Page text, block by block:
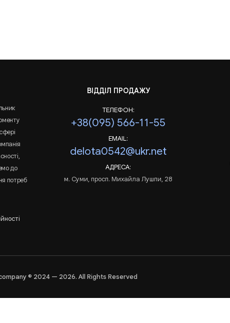
до
потреб
ВІДДІЛ ПРОДАЖУ
ТЕЛЕФОН:
+38(095) 566-11-55
EMAIL:
delota0542@ukr.net
АДРЕСА:
м. Суми, просп. Михайла Лушпи, 28
© 2024 — 2026. All Rights Reserved